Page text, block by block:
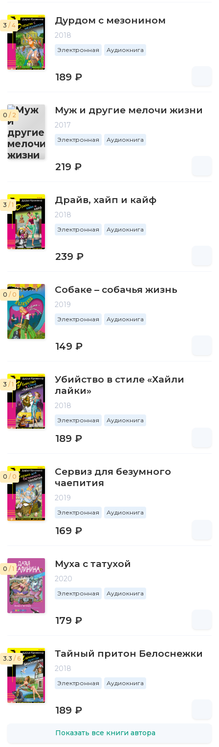
3 / 4 Дурдом с мезонином
2018
Электронная Аудиокнига
189 ₽
0 / 2 Муж и другие мелочи жизни
2017
Электронная Аудиокнига
219 ₽
3 / 1 Драйв, хайп и кайф
2018
Электронная Аудиокнига
239 ₽
0 / 0 Собаке – собачья жизнь
2019
Электронная Аудиокнига
149 ₽
3 / 1
Убийство в стиле «Хайли
лайки»
2018
Электронная Аудиокнига
189 ₽
0 / 0
Сервиз для безумного
чаепития
2019
Электронная Аудиокнига
169 ₽
0 / 1 Муха с татухой
2020
Электронная Аудиокнига
179 ₽
3.3 / 6 Тайный притон Белоснежки
2018
Электронная Аудиокнига
189 ₽
Показать все книги автора